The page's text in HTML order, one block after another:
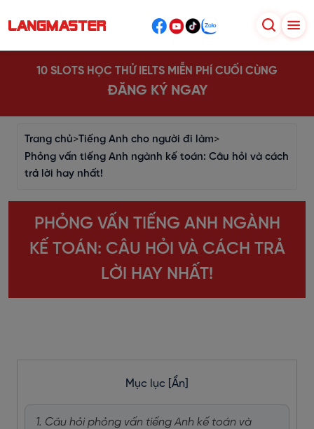
10 SLOTS HỌC THỬ IELTS MIỄN PHÍ CUỐI CÙNG
ĐĂNG KÝ NGAY
Trang chủ>Tiếng Anh cho người đi làm>
Phỏng vấn tiếng Anh ngành kế toán: Câu hỏi và cách
trả lời hay nhất!
PHỎNG VẤN TIẾNG ANH NGÀNH
KẾ TOÁN: CÂU HỎI VÀ CÁCH TRẢ
LỜI HAY NHẤT!
Mục lục [Ẩn]
1. Câu hỏi phỏng vấn tiếng Anh kế toán và